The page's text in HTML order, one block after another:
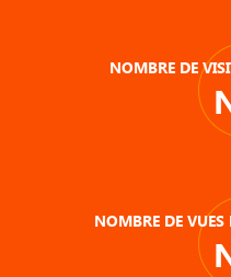
NOMBRE DE
NOMBRE DE